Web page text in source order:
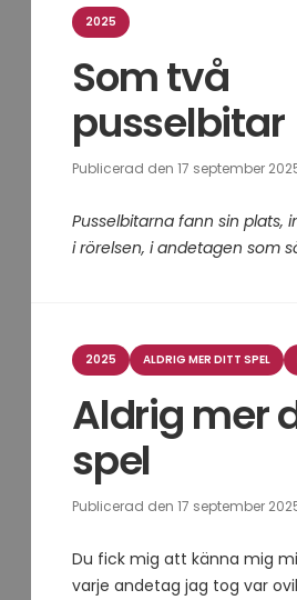
Kategorier
2025
Som två
pusselbitar
Publicerad den17 september
Pusselbitarna fann sin plats,
i rörelsen, i andetagen som
Kategorier
2025 ALDRIG MER DITT SPEL
Aldrig mer
spel
Publicerad den17 september
Du fick mig att känna mig
varje andetag jag tog var